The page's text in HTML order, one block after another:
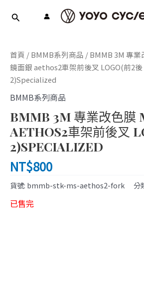
首頁 /BMMB系列商品 / BMMB 3M 專業
鏡面銀 aethos2車架前後叉 LOGO(前2後
2)Specialized
BMMB系列商品
BMMB 3M 專業改色膜
AETHOS2車架前後叉
2)SPECIALIZED
NT$800
貨號: bmmb-stk-ms-aethos2-fork 分
已售完